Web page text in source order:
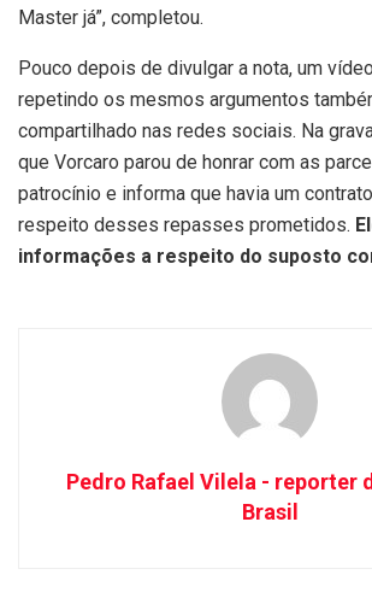
Master já”, completou.
Pouco depois de divulgar a nota, um
repetindo os mesmos argumentos
compartilhado nas redes sociais. Na
que Vorcaro parou de honrar com as
patrocínio e informa que havia um
respeito desses repasses prometidos.
informações a respeito do suposto
Pedro Rafael Vilela - reporter
Brasil